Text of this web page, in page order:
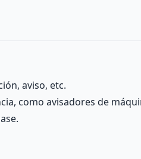
aviso, etc.
como avisadores de